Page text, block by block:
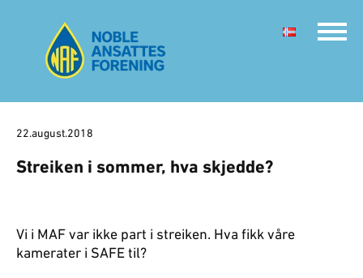
22.august.2018
Streiken i sommer, hva skjedde?
Vi i MAF var ikke part i streiken. Hva fikk våre
kamerater i SAFE til?